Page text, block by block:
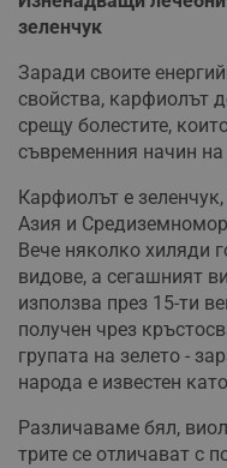
зеленчук
Заради своите
свойства, карфиолът
срещу болестите,
съвременния начин
Карфиолът е
Азия и
Вече няколко хиляди
видове, а сегашният
използва през 15-ти
получен чрез
групата на зелето -
народа е известен
Различаваме бял,
трите се отличават с